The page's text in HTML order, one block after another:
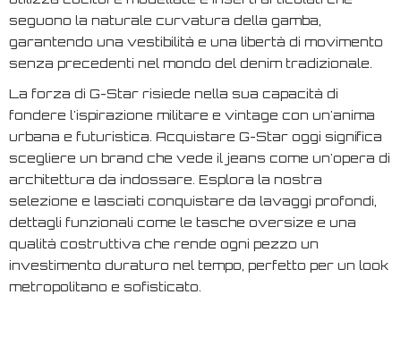
seguono la naturale curvatura della gamba,
garantendo una vestibilità e una libertà di movimento
senza precedenti nel mondo del denim tradizionale.
La forza di G-Star risiede nella sua capacità di
fondere l'ispirazione militare e vintage con un'anima
urbana e futuristica. Acquistare G-Star oggi significa
scegliere un brand che vede il jeans come un'opera di
architettura da indossare. Esplora la nostra
selezione e lasciati conquistare da lavaggi profondi,
dettagli funzionali come le tasche oversize e una
qualità costruttiva che rende ogni pezzo un
investimento duraturo nel tempo, perfetto per un look
metropolitano e sofisticato.